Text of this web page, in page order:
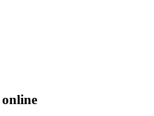
online